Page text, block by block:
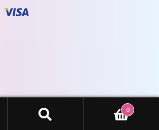
2026 - Jan Monnikendam
0